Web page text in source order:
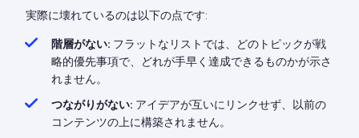
実際に壊れているのは以下の点です:
階層がない: フラットなリストでは、どのトピックが戦
略的優先事項で、どれが手早く達成できるものかが示さ
れません。
つながりがない: アイデアが互いにリンクせず、以前の
コンテンツの上に構築されません。